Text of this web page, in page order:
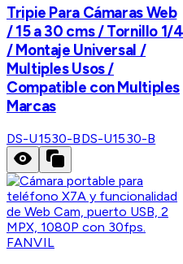
Tripie Para Cámaras Web
/ 15 a 30 cms / Tornillo 1/4
/ Montaje Universal /
Multiples Usos /
Compatible con Multiples
Marcas
DS-U1530-BDS-U1530-B
FANVIL